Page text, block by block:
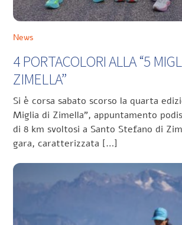
News
4 PORTACOLORI ALLA “5
ZIMELLA”
Si è corsa sabato scorso la quarta
Miglia di Zimella”, appuntamento
di 8 km svoltosi a Santo Stefano di
gara, caratterizzata […]